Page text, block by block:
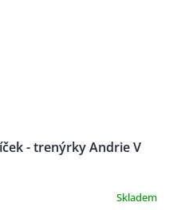
- trenýrky Andrie V
Skladem